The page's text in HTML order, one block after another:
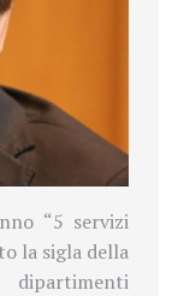
“5 servizi
la sigla della